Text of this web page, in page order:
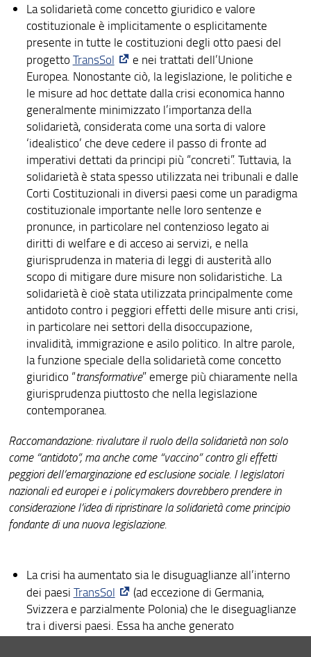
La solidarietà come concetto giuridico e valore
costituzionale è implicitamente o esplicitamente
presente in tutte le costituzioni degli otto paesi del
progetto TransSol
e nei trattati dell’Unione
Europea. Nonostante ciò, la legislazione, le politiche e
le misure ad hoc dettate dalla crisi economica hanno
generalmente minimizzato l’importanza della
solidarietà, considerata come una sorta di valore
‘idealistico’ che deve cedere il passo di fronte ad
imperativi dettati da principi più “concreti”. Tuttavia, la
solidarietà è stata spesso utilizzata nei tribunali e dalle
Corti Costituzionali in diversi paesi come un paradigma
costituzionale importante nelle loro sentenze e
pronunce, in particolare nel contenzioso legato ai
diritti di welfare e di acceso ai servizi, e nella
giurisprudenza in materia di leggi di austerità allo
scopo di mitigare dure misure non solidaristiche. La
solidarietà è cioè stata utilizzata principalmente come
antidoto contro i peggiori effetti delle misure anti crisi,
in particolare nei settori della disoccupazione,
invalidità, immigrazione e asilo politico. In altre parole,
la funzione speciale della solidarietà come concetto
giuridico “transformative” emerge più chiaramente nella
giurisprudenza piuttosto che nella legislazione
contemporanea.
Raccomandazione: rivalutare il ruolo della solidarietà non solo
come “antidoto”, ma anche come “vaccino” contro gli effetti
peggiori dell’emarginazione ed esclusione sociale. I legislatori
nazionali ed europei e i policymakers dovrebbero prendere in
considerazione l’idea di ripristinare la solidarietà come principio
fondante di una nuova legislazione.
La crisi ha aumentato sia le disuguaglianze all’interno
dei paesi TransSol
(ad eccezione di Germania,
Svizzera e parzialmente Polonia) che le diseguaglianze
tra i diversi paesi. Essa ha anche generato